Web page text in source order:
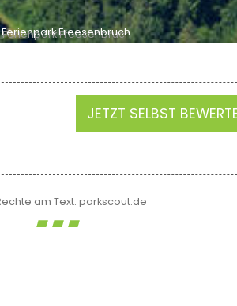
Freesenbruch
JETZT SELBST
am Text: parkscout.de